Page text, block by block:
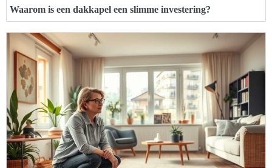
Waarom is een dakkapel een slimme investering?